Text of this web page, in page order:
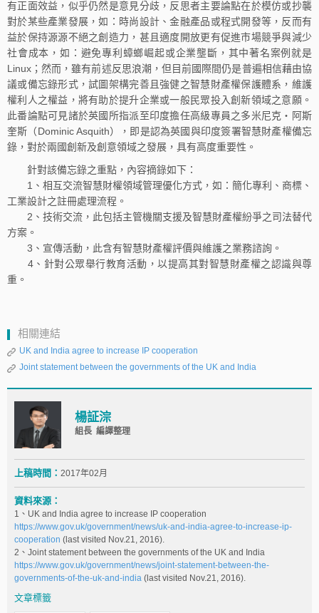
有正面效益，似乎仍然是意見分歧，反思者主要論點在於模仿或抄襲
對於某些產業發展，如：時尚設計、金融產品或程式開發等，反而有
益於保持源源不絕之創造力，甚且適度開放更有促進市場競爭與減少
社會成本，如：避免專利蟑螂崛起或企業壟斷，其中著名案例就是
Linux；然而，雖有前述反思浪潮，但目前國際間仍是普遍相信藉由協
議或備忘錄形式，試圖架構完善且強健之智慧財產權保護體系，維護
權利人之權益，將有助於提升企業或一般民眾投入創新領域之意願。
此番論點可見諸於英國所指派至印度擔任高級專員之多米尼克‧阿斯
奎斯（Dominic Asquith），即是認為英國與印度簽署智慧財產權備忘
錄，對於兩國創新及創意領域之發展，具有高度重要性。
針對該備忘錄之重點，內容摘錄如下：
1、相互交流智慧財權領域管理優化方式，如：簡化專利、商標、
工業設計之註冊處理流程。
2、技術交流，此包括主管機關支援及智慧財產權紛爭之司法替代
方案。
3、宣傳活動，此含有智慧財產權評價與維護之業務諮詢。
4、針對公眾舉行教育活動，以提高其對智慧財產權之認識與尊
重。
相關連結
UK and India agree to increase IP cooperation
Joint statement between the governments of the UK and India
楊証淙
組長 編譯整理
上稿時間： 2017年02月
資料來源：
1、UK and India agree to increase IP cooperation
https://www.gov.uk/government/news/uk-and-india-agree-to-increase-ip-
cooperation (last visited Nov.21, 2016).
2、Joint statement between the governments of the UK and India
https://www.gov.uk/government/news/joint-statement-between-the-
governments-of-the-uk-and-india (last visited Nov.21, 2016).
文章標籤